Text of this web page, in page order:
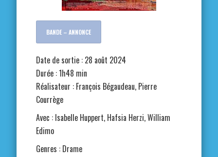
BANDE – ANNONCE
Date de sortie : 28 août 2024
Durée : 1h48 min
Réalisateur : François Bégaudeau, Pierre
Courrège
Avec : Isabelle Huppert, Hafsia Herzi, William
Edimo
Genres : Drame